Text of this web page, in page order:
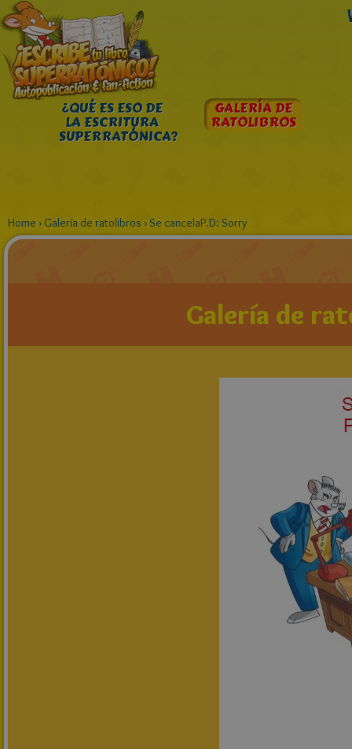
¿QUÉ ES ESO DE
LA ESCRITURA
SUPERRATÓNICA?
GALERÍA DE
RATOLIBROS
Home › Galería de ratolibros › Se cancelaP.D: Sorry
Galería de